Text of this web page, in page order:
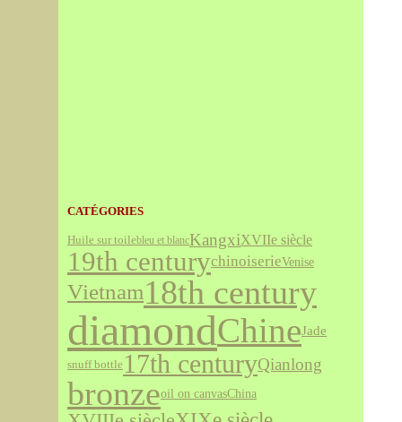
CATÉGORIES
Huile sur toilebleu et blancKangxiXVIIe siècle
19th centurychinoiserieVenise
Vietnam18th century
diamondChineJade
snuff bottle 17th centuryQianlong
bronzeoil on canvasChina